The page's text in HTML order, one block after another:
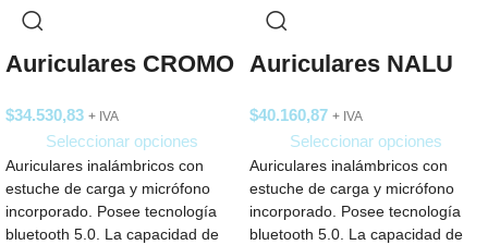
Auriculares CROMO
$34.530,83 + IVA
Seleccionar opciones
Auriculares inalámbricos con
estuche de carga y micrófono
incorporado. Posee tecnología
bluetooth 5.0. La capacidad de
Auriculares NALU
$40.160,87 + IVA
Seleccionar opciones
Auriculares inalámbricos con
estuche de carga y micrófono
incorporado. Posee tecnología
bluetooth 5.0. La capacidad de